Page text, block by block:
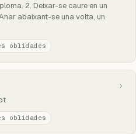
2. Deixar-se caure en un
abaixant-se una volta, un
oblidades
oblidades